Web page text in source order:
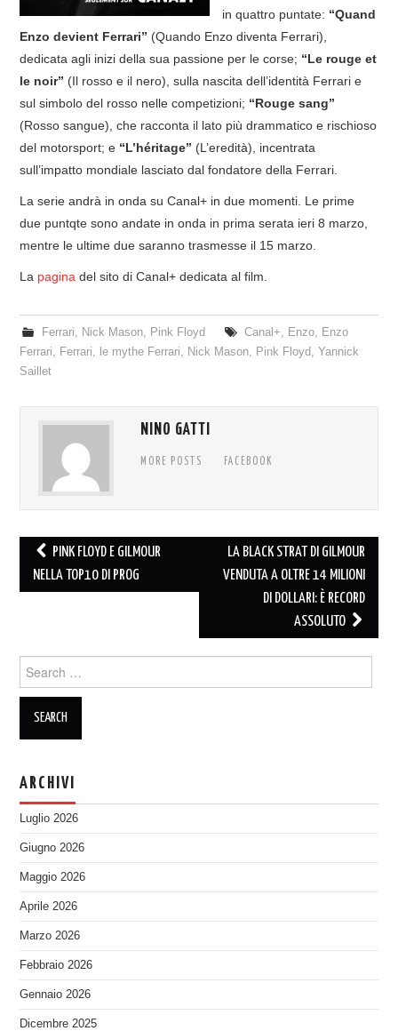
in quattro puntate: “Quand
Enzo devient Ferrari” (Quando Enzo diventa Ferrari),
dedicata agli inizi della sua passione per le corse; “Le rouge et
le noir” (Il rosso e il nero), sulla nascita dell’identità Ferrari e
sul simbolo del rosso nelle competizioni; “Rouge sang”
(Rosso sangue), che racconta il lato più drammatico e rischioso
del motorsport; e “L’héritage” (L’eredità), incentrata
sull’impatto mondiale lasciato dal fondatore della Ferrari.
La serie andrà in onda su Canal+ in due momenti. Le prime
due puntqte sono andate in onda in prima serata ieri 8 marzo,
mentre le ultime due saranno trasmesse il 15 marzo.
La pagina del sito di Canal+ dedicata al film.
Ferrari, Nick Mason, Pink Floyd Canal+, Enzo, Enzo
Ferrari, Ferrari, le mythe Ferrari, Nick Mason, Pink Floyd,Yannick
Saillet
NINO GATTI
MORE POSTS FACEBOOK
Post
navigation
PINK FLOYD E GILMOUR
NELLA TOP10 DI PROG
LA BLACK STRAT DI GILMOUR
VENDUTA A OLTRE 14 MILIONI
DI DOLLARI: È RECORD
ASSOLUTO
for:
ARCHIVI
Luglio 2026
Giugno 2026
Maggio 2026
Aprile 2026
Marzo 2026
Febbraio 2026
Gennaio 2026
Dicembre 2025